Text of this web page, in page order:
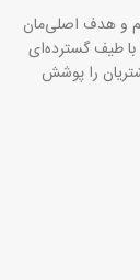
و هدف اصلی‌مان
با طیف گسترده‌ای
را پوشش